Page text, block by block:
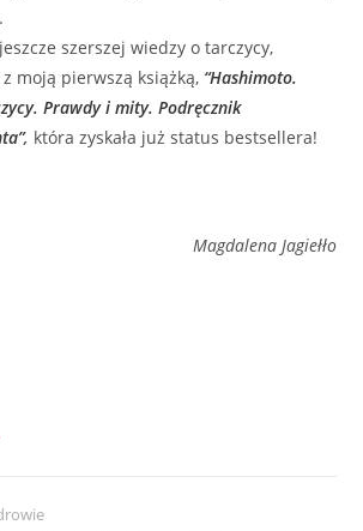
szerszej wiedzy o tarczycy,
moją pierwszą książką, “Hashimoto.
Prawdy i mity. Podręcznik
, która zyskała już status bestsellera!
Jagiełło